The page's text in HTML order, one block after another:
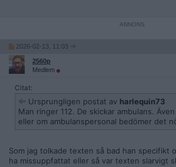
2026-02-13, 11:03
2560p
Medlem
Citat:
Ursprungligen postat av harlequin73
Man ringer 112. De skickar ambulans.
eller om ambulanspersonal bedömer det
Som jag tolkade texten så bad han specifikt
ha missuppfattat eller så var texten slarvigt